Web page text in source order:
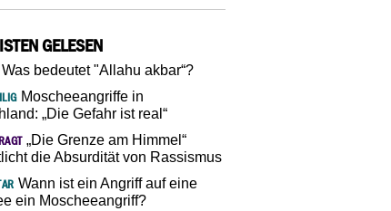
GELESEN
Was bedeutet "Allahu akbar“?
Moscheeangriffe in
„Die Gefahr ist real“
„Die Grenze am Himmel“
die Absurdität von Rassismus
Wann ist ein Angriff auf eine
ein Moscheeangriff?